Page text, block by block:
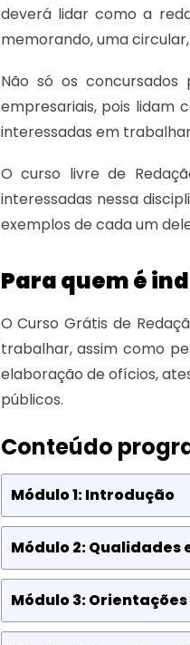
deverá lidar como a
memorando, uma
Não só os
empresariais, pois lidam
interessadas em
O curso livre de
interessadas nessa
exemplos de cada um
Para quem é
O Curso Grátis de
trabalhar, assim como
elaboração de ofícios,
públicos.
Conteúdo
Módulo 1: Introdução
Módulo 2:
Módulo 3: